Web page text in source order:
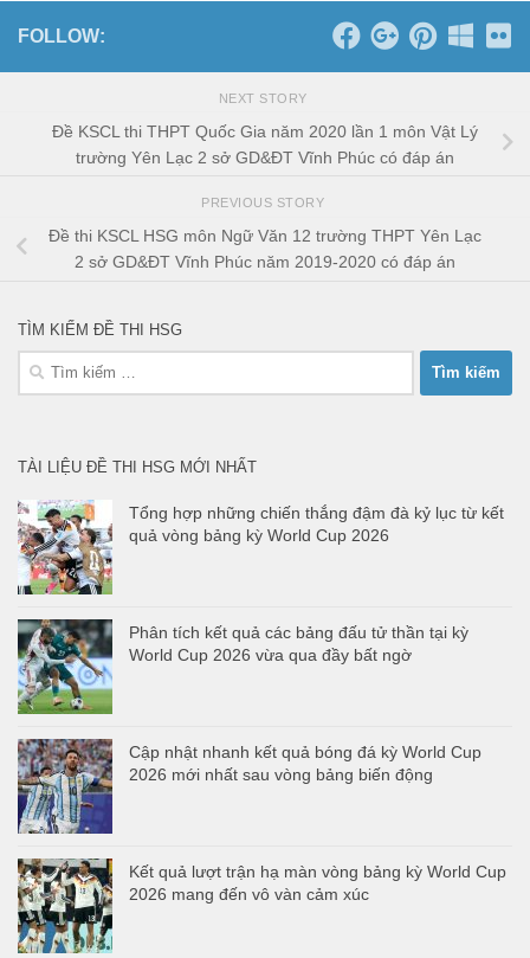
FOLLOW:
NEXT STORY
Đề KSCL thi THPT Quốc Gia năm 2020 lần 1 môn Vật Lý
trường Yên Lạc 2 sở GD&ĐT Vĩnh Phúc có đáp án
PREVIOUS STORY
Đề thi KSCL HSG môn Ngữ Văn 12 trường THPT Yên Lạc
2 sở GD&ĐT Vĩnh Phúc năm 2019-2020 có đáp án
TÌM KIẾM ĐỀ THI HSG
Tìm
TÀI LIỆU ĐỀ THI HSG MỚI NHẤT
Tổng hợp những chiến thắng đậm đà kỷ lục từ kết
quả vòng bảng kỳ World Cup 2026
Phân tích kết quả các bảng đấu tử thần tại kỳ
World Cup 2026 vừa qua đầy bất ngờ
Cập nhật nhanh kết quả bóng đá kỳ World Cup
2026 mới nhất sau vòng bảng biến động
Kết quả lượt trận hạ màn vòng bảng kỳ World Cup
2026 mang đến vô vàn cảm xúc